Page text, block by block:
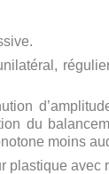
du
moins
plastique